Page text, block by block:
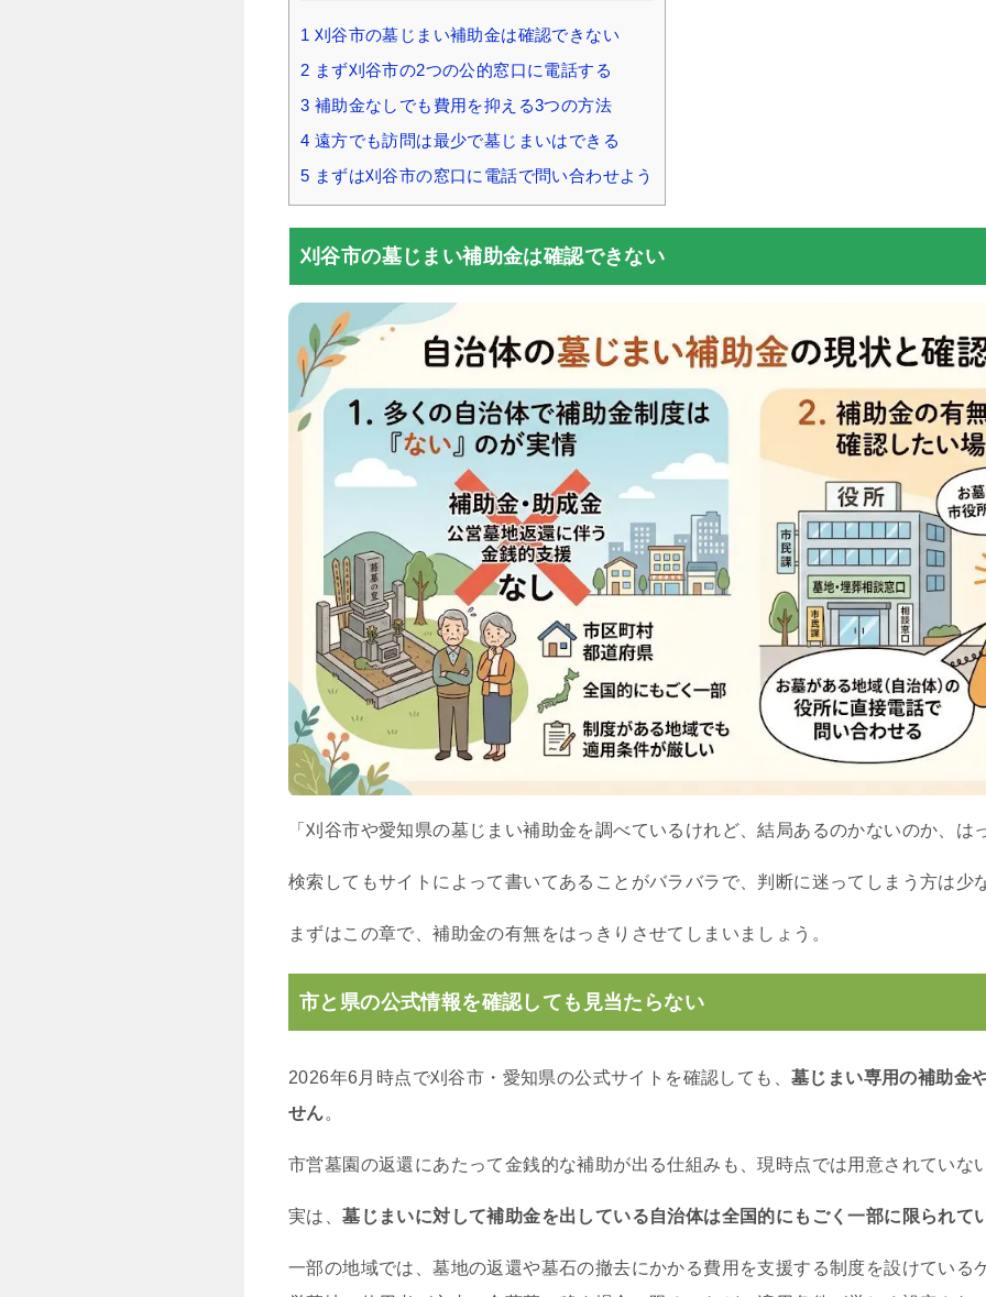
1 刈谷市の墓じまい補助金は確認できない
2 まず刈谷市の2つの公的窓口に電話する
3 補助金なしでも費用を抑える3つの方法
4 遠方でも訪問は最少で墓じまいはできる
5 まずは刈谷市の窓口に電話で問い合わせよう
刈谷市の墓じまい補助金は確認できない
「刈谷市や愛知県の墓じまい補助金を調べているけれど、結局あるのかないのか、は
検索してもサイトによって書いてあることがバラバラで、判断に迷ってしまう方は少
まずはこの章で、補助金の有無をはっきりさせてしまいましょう。
市と県の公式情報を確認しても見当たらない
2026年6月時点で刈谷市・愛知県の公式サイトを確認しても、 墓じまい専用の補助金
せん。
市営墓園の返還にあたって金銭的な補助が出る仕組みも、現時点では用意されていな
実は、墓じまいに対して補助金を出している自治体は全国的にもごく一部に限られて
一部の地域では、墓地の返還や墓石の撤去にかかる費用を支援する制度を設けている